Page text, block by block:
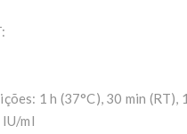
1 h (37°C), 30 min (RT),
ml